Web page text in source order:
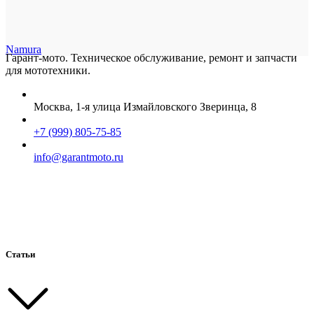
Namura
Гарант-мото. Техническое обслуживание, ремонт и запчасти
для мототехники.
Москва, 1-я улица Измайловского Зверинца, 8
+7 (999) 805-75-85
info@garantmoto.ru
Статьи